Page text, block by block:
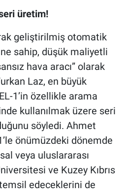
üretim!
geliştirilmiş otomatik
sahip, düşük maliyetli
hava aracı” olarak
Laz, en büyük
1’in özellikle arama
kullanılmak üzere seri
söyledi. Ahmet
önümüzdeki dönemde
veya uluslararası
ve Kuzey Kıbrıs
edeceklerini de